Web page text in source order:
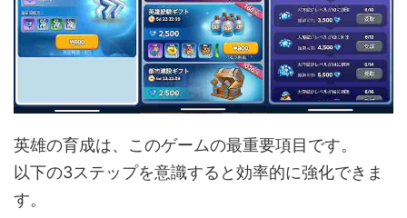
英雄の育成は、このゲームの最重要項目です。
以下の3ステップを意識すると効率的に強化できま
す。